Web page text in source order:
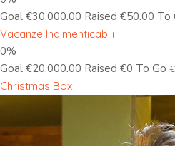
Goal €30,000.00 Raised €50.00 To
Vacanze Indimenticabili
0%
Goal €20,000.00 Raised €0 To Go
Christmas Box